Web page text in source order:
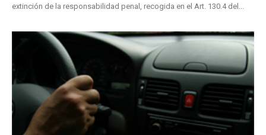
extinción de la responsabilidad penal, recogida en el Art. 130.4 del...